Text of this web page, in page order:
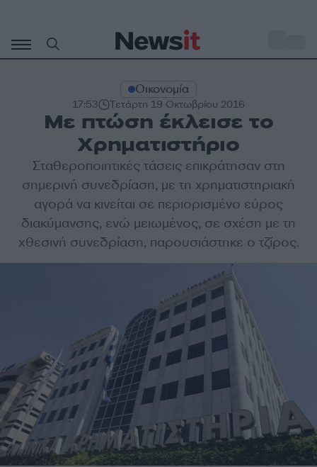
περιεχόμενο
Οικονομία
17:53 Τετάρτη 19 Οκτωβρίου 2016
Με πτώση έκλεισε το
Χρηματιστήριο
Σταθεροποιητικές τάσεις επικράτησαν στη
σημερινή συνεδρίαση, με τη χρηματιστηριακή
αγορά να κινείται σε περιορισμένο εύρος
διακύμανσης, ενώ μειωμένος, σε σχέση με τη
χθεσινή συνεδρίαση, παρουσιάστηκε ο τζίρος.